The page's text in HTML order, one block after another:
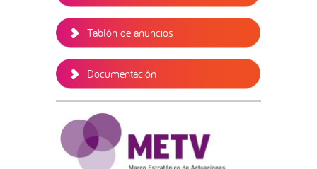
Tablón de anuncios
Documentación